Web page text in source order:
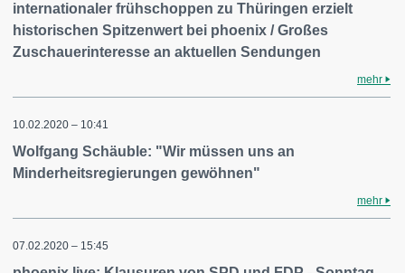
internationaler frühschoppen zu Thüringen erzielt
historischen Spitzenwert bei phoenix / Großes
Zuschauerinteresse an aktuellen Sendungen
mehr
10.02.2020 – 10:41
Wolfgang Schäuble: "Wir müssen uns an
Minderheitsregierungen gewöhnen"
mehr
07.02.2020 – 15:45